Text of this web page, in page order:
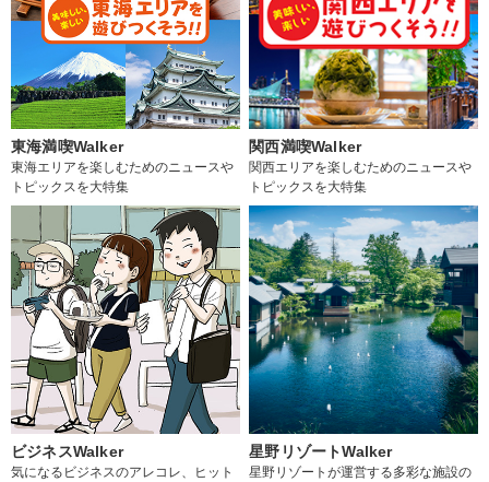
東海満喫Walker
東海エリアを楽しむためのニュースや
トピックスを大特集
関西満喫Walker
関西エリアを楽しむためのニュースや
トピックスを大特集
ビジネスWalker
気になるビジネスのアレコレ、ヒット
星野リゾートWalker
星野リゾートが運営する多彩な施設の